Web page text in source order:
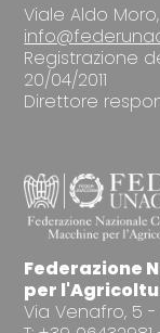
Viale Aldo Moro,
Registrazione
20/04/2011
Direttore
Federazione
per
Via Venafro, 5